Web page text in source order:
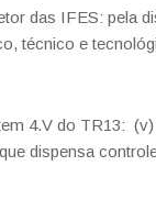
das IFES: pela
técnico e
4.V do TR13:
dispensa